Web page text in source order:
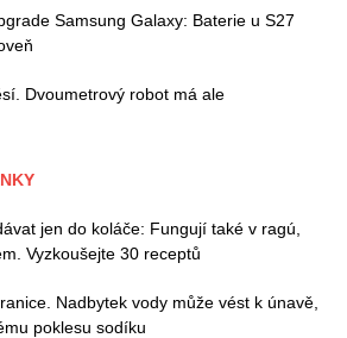
Samsung Galaxy: Baterie u S27
Dvoumetrový robot má ale
jen do koláče: Fungují také v ragú,
Vyzkoušejte 30 receptů
Nadbytek vody může vést k únavě,
poklesu sodíku